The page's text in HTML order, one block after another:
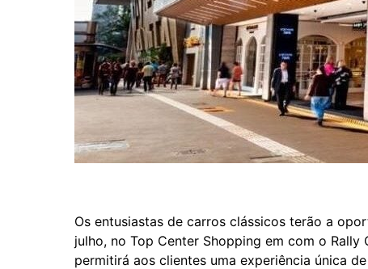
Os entusiastas de carros clássicos terão a
julho, no Top Center Shopping em com o
permitirá aos clientes uma experiência única